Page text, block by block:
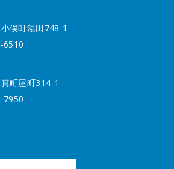
俣町湯田748-1
6510
町屋町314-1
7950